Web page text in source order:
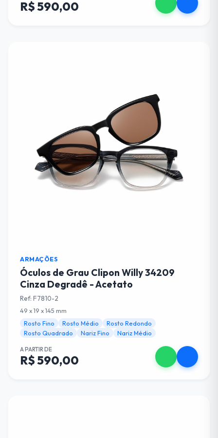
R$ 590,00
ARMAÇÕES
Óculos de Grau Clipon Willy 34209
Cinza Degradê - Acetato
Ref: F7810-2
49 x 19 x 145 mm
Rosto Fino
Rosto Médio
Rosto Redondo
Rosto Quadrado
Nariz Fino Nariz Médio
A PARTIR DE
R$ 590,00